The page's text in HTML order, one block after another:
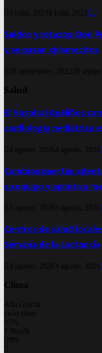
9 julio, 20239 julio, 2023 0
Saldos y retazos: Don
y se pasan chismecitos
28 septiembre, 2022 28
Salud
El Hospital de Niños
cardiología pediátrica
4 agosto, 20264 agosto, 2026
Cambios puertas
su equipo y apunta a
3 agosto, 2026 3 agosto, 2026
Centros de salud
Semana de la Lactancia
3 agosto, 2026 3 agosto, 2026
Clima
Alta Gracia
cielo claro
95%
1.8km/h
0%